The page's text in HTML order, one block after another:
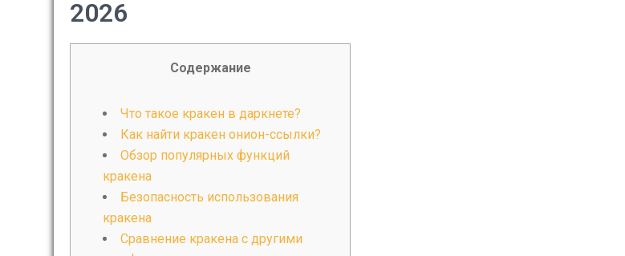
2026
Содержание
Что такое кракен в даркнете?
Как найти кракен онион-ссылки?
Обзор популярных функций
кракена
Безопасность использования
кракена
Сравнение кракена с другими